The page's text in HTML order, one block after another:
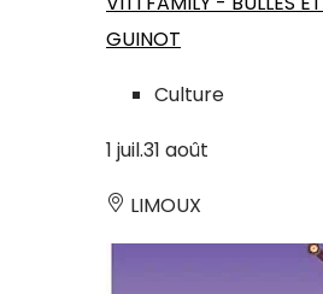
GUINOT
Culture
1 juil.31 août
LIMOUX